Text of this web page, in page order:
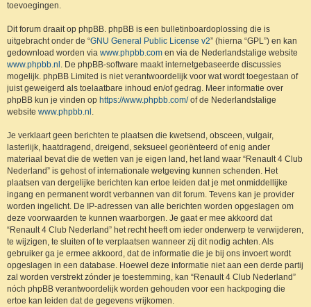
toevoegingen.
Dit forum draait op phpBB. phpBB is een bulletinboardoplossing die is
uitgebracht onder de “GNU General Public License v2” (hierna “GPL”) en kan
gedownload worden via www.phpbb.com en via de Nederlandstalige website
www.phpbb.nl . De phpBB-software maakt internetgebaseerde discussies
mogelijk. phpBB Limited is niet verantwoordelijk voor wat wordt toegestaan of
juist geweigerd als toelaatbare inhoud en/of gedrag. Meer informatie over
phpBB kun je vinden op https://www.phpbb.com/of de Nederlandstalige
website www.phpbb.nl .
Je verklaart geen berichten te plaatsen die kwetsend, obsceen, vulgair,
lasterlijk, haatdragend, dreigend, seksueel georiënteerd of enig ander
materiaal bevat die de wetten van je eigen land, het land waar “Renault 4 Club
Nederland” is gehost of internationale wetgeving kunnen schenden. Het
plaatsen van dergelijke berichten kan ertoe leiden dat je met onmiddellijke
ingang en permanent wordt verbannen van dit forum. Tevens kan je provider
worden ingelicht. De IP-adressen van alle berichten worden opgeslagen om
deze voorwaarden te kunnen waarborgen. Je gaat er mee akkoord dat
“Renault 4 Club Nederland” het recht heeft om ieder onderwerp te verwijderen,
te wijzigen, te sluiten of te verplaatsen wanneer zij dit nodig achten. Als
gebruiker ga je ermee akkoord, dat de informatie die je bij ons invoert wordt
opgeslagen in een database. Hoewel deze informatie niet aan een derde partij
zal worden verstrekt zónder je toestemming, kan “Renault 4 Club Nederland”
nóch phpBB verantwoordelijk worden gehouden voor een hackpoging die
ertoe kan leiden dat de gegevens vrijkomen.